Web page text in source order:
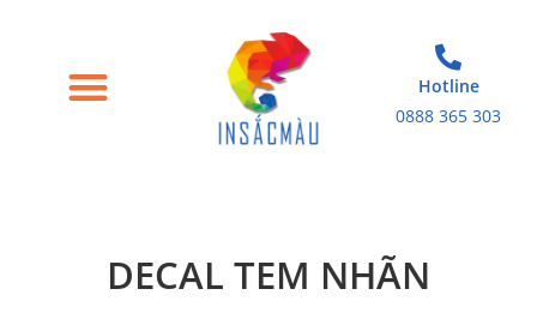
Hotline
0888 365 303
DECAL TEM NHÃN